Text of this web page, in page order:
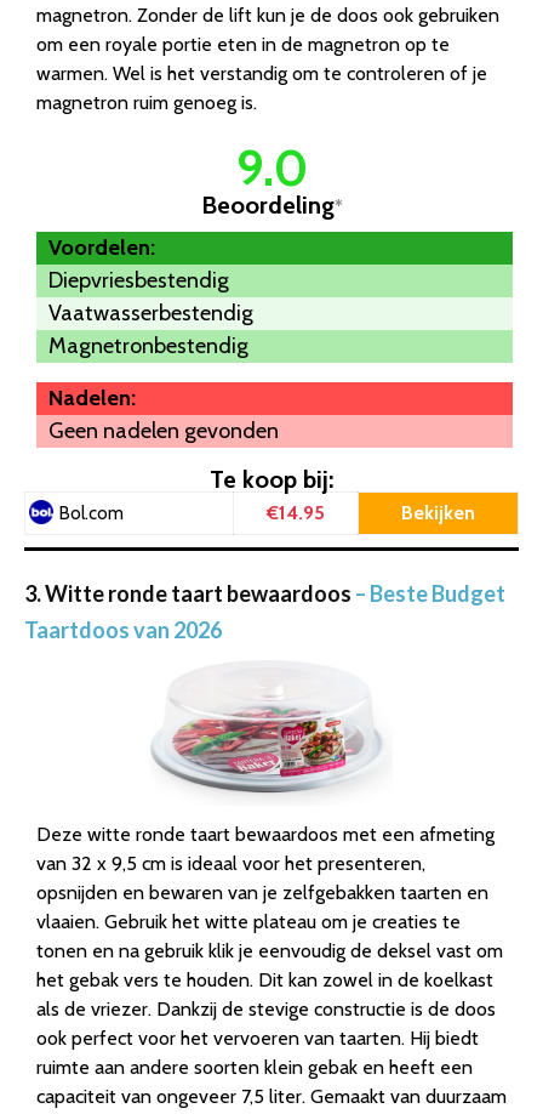
magnetron. Zonder de lift kun je de doos ook gebruiken
om een royale portie eten in de magnetron op te
warmen. Wel is het verstandig om te controleren of je
magnetron ruim genoeg is.
9.0
Beoordeling*
Voordelen:
Diepvriesbestendig
Vaatwasserbestendig
Magnetronbestendig
Nadelen:
Geen nadelen gevonden
Te koop bij:
Bol.com €14.95 Bekijken
3. Witte ronde taart bewaardoos – Beste Budget
Taartdoos van 2026
Deze witte ronde taart bewaardoos met een afmeting
van 32 x 9,5 cm is ideaal voor het presenteren,
opsnijden en bewaren van je zelfgebakken taarten en
vlaaien. Gebruik het witte plateau om je creaties te
tonen en na gebruik klik je eenvoudig de deksel vast om
het gebak vers te houden. Dit kan zowel in de koelkast
als de vriezer. Dankzij de stevige constructie is de doos
ook perfect voor het vervoeren van taarten. Hij biedt
ruimte aan andere soorten klein gebak en heeft een
capaciteit van ongeveer 7,5 liter. Gemaakt van duurzaam